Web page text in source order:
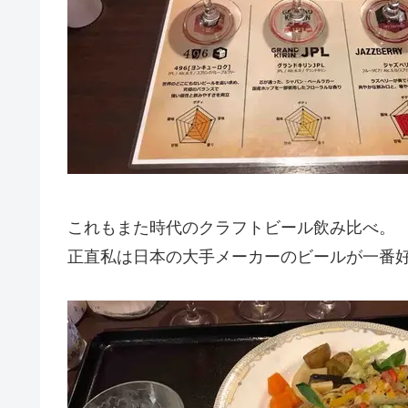
これもまた時代のクラフトビール飲み比べ。
正直私は日本の大手メーカーのビールが一番